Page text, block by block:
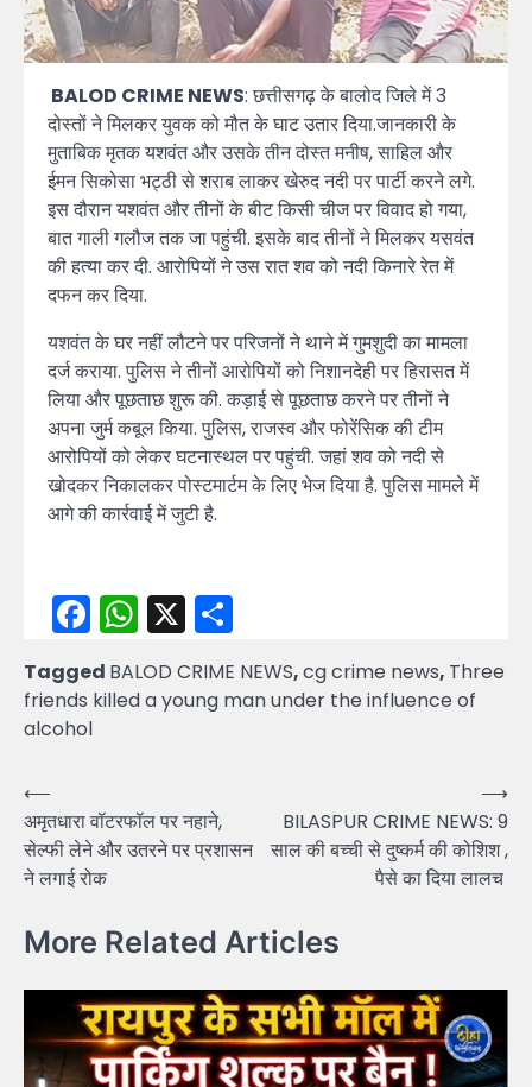
BALOD CRIME NEWS: छत्तीसगढ़ के बालोद जिले में 3
दोस्तों ने मिलकर युवक को मौत के घाट उतार दिया.जानकारी के
मुताबिक मृतक यशवंत और उसके तीन दोस्त मनीष, साहिल और
ईमन सिकोसा भट्ठी से शराब लाकर खेरुद नदी पर पार्टी करने लगे.
इस दौरान यशवंत और तीनों के बीट किसी चीज पर विवाद हो गया,
बात गाली गलौज तक जा पहुंची. इसके बाद तीनों ने मिलकर यसवंत
की हत्या कर दी. आरोपियों ने उस रात शव को नदी किनारे रेत में
दफन कर दिया.
यशवंत के घर नहीं लौटने पर परिजनों ने थाने में गुमशुदी का मामला
दर्ज कराया. पुलिस ने तीनों आरोपियों को निशानदेही पर हिरासत में
लिया और पूछताछ शुरू की. कड़ाई से पूछताछ करने पर तीनों ने
अपना जुर्म कबूल किया. पुलिस, राजस्व और फोरेंसिक की टीम
आरोपियों को लेकर घटनास्थल पर पहुंची. जहां शव को नदी से
खोदकर निकालकर पोस्टमार्टम के लिए भेज दिया है. पुलिस मामले में
आगे की कार्रवाई में जुटी है.
Facebook
WhatsApp
X
Tagged BALOD CRIME NEWS,cg crime news, Three
friends killed a young man under the influence of
alcohol
Post
navigation
⟵
अमृतधारा वॉटरफॉल पर नहाने,
सेल्फी लेने और उतरने पर प्रशासन
ने लगाई रोक
BILASPUR CRIME NEWS: 9
साल की बच्ची से दुष्कर्म की कोशिश ,
पैसे का दिया लालच
⟶
More Related Articles